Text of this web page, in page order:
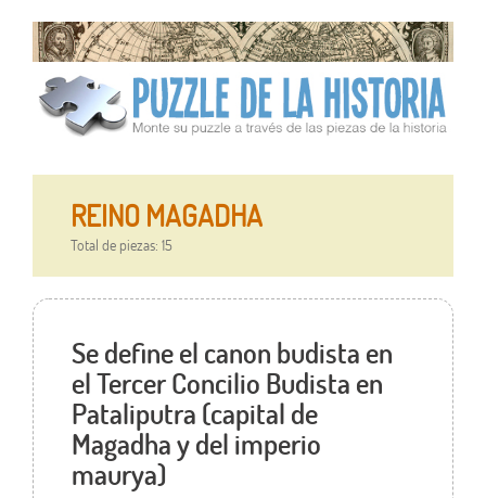
REINO MAGADHA
Total de piezas: 15
Se define el canon budista en
el Tercer Concilio Budista en
Pataliputra (capital de
Magadha y del imperio
maurya)